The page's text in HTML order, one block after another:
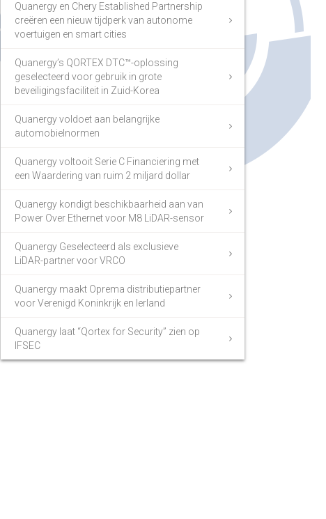
Quanergy en Chery Established Partnership
creëren een nieuw tijdperk van autonome
voertuigen en smart cities
Quanergy’s QORTEX DTC™-oplossing
geselecteerd voor gebruik in grote
beveiligingsfaciliteit in Zuid-Korea
Quanergy voldoet aan belangrijke
automobielnormen
Quanergy voltooit Serie C Financiering met
een Waardering van ruim 2 miljard dollar
Quanergy kondigt beschikbaarheid aan van
Power Over Ethernet voor M8 LiDAR-sensor
Quanergy Geselecteerd als exclusieve
LiDAR-partner voor VRCO
Quanergy maakt Oprema distributiepartner
voor Verenigd Koninkrijk en Ierland
Quanergy laat “Qortex for Security” zien op
IFSEC